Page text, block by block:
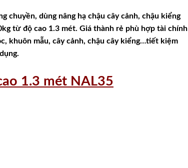
chuyền, dùng nâng hạ chậu cây cảnh, chậu kiểng
từ độ cao 1.3 mét. Giá thành rẻ phù hợp tài chính
khuôn mẫu, cây cảnh, chậu cây kiểng…tiết kiệm
1.3 mét NAL35